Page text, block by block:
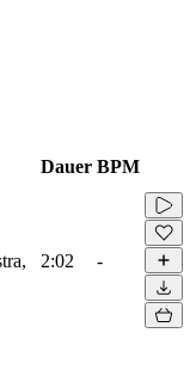
Dauer BPM
2:02 -